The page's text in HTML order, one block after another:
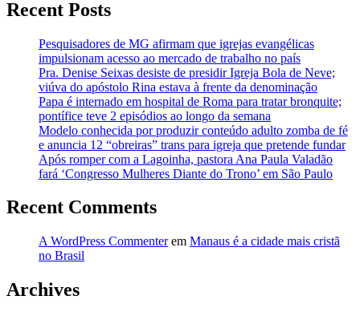
Recent Posts
Pesquisadores de MG afirmam que igrejas evangélicas
impulsionam acesso ao mercado de trabalho no país
Pra. Denise Seixas desiste de presidir Igreja Bola de Neve;
viúva do apóstolo Rina estava à frente da denominação
Papa é internado em hospital de Roma para tratar bronquite;
pontífice teve 2 episódios ao longo da semana
Modelo conhecida por produzir conteúdo adulto zomba de fé
e anuncia 12 “obreiras” trans para igreja que pretende fundar
Após romper com a Lagoinha, pastora Ana Paula Valadão
fará ‘Congresso Mulheres Diante do Trono’ em São Paulo
Recent Comments
A WordPress Commenterem Manaus é a cidade mais cristã
no Brasil
Archives